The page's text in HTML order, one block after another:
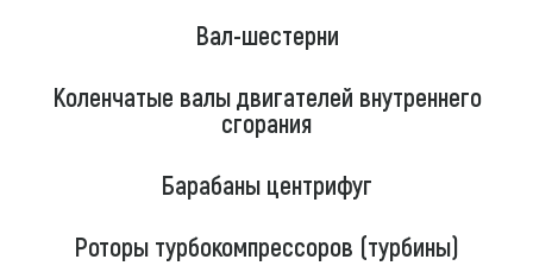
Вал-шестерни
Коленчатые валы двигателей внутреннего
сгорания
Барабаны центрифуг
Роторы турбокомпрессоров (турбины)